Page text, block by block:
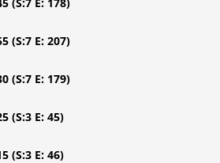
(S:7 E: 207)
(S:7 E: 179)
(S:3 E: 45)
(S:3 E: 46)